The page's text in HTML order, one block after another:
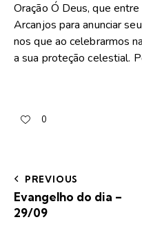
Oração Ó Deus, que
Arcanjos para anunciar
nos que ao celebrarmos
a sua proteção celestial.
0
PREVIOUS
Evangelho do dia –
29/09